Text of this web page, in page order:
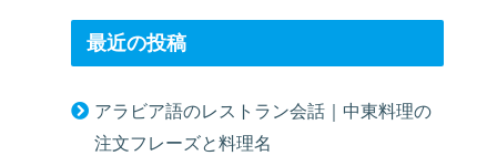
最近の投稿
アラビア語のレストラン会話｜中東料理の
注文フレーズと料理名